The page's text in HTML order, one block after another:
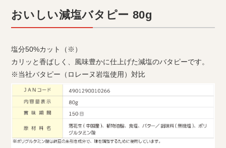
おいしい減塩バタピー 80g
塩分50%カット（※）
カリッと香ばしく、風味豊かに仕上げた減塩のバタピーです。
※当社バタピー（ロレーヌ岩塩使用）対比